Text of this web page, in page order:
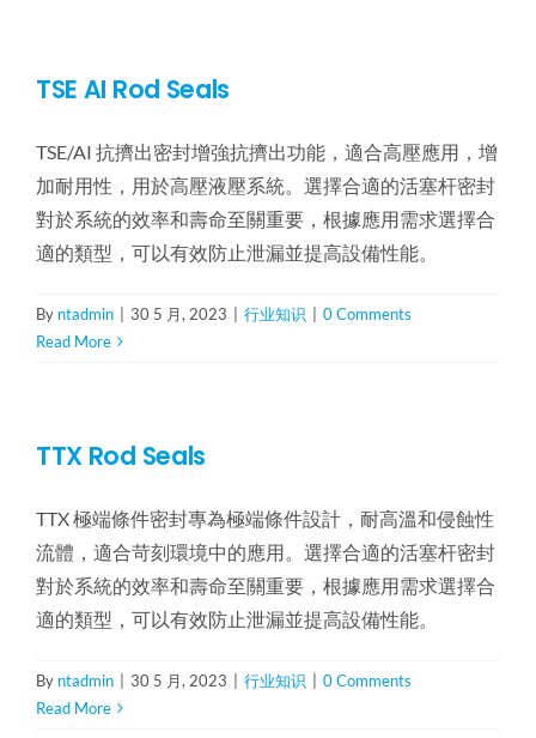
TSE AI Rod Seals
TSE/AI 抗擠出密封增強抗擠出功能，適合高壓應用，增
加耐用性，用於高壓液壓系統。選擇合適的活塞杆密封
對於系統的效率和壽命至關重要，根據應用需求選擇合
適的類型，可以有效防止泄漏並提高設備性能。
By ntadmin 30 5 月, 2023 行业知识
0 Comments
Read More
TTX Rod Seals
TTX 極端條件密封專為極端條件設計，耐高溫和侵蝕性
流體，適合苛刻環境中的應用。選擇合適的活塞杆密封
對於系統的效率和壽命至關重要，根據應用需求選擇合
適的類型，可以有效防止泄漏並提高設備性能。
By ntadmin 30 5 月, 2023 行业知识
0 Comments
Read More